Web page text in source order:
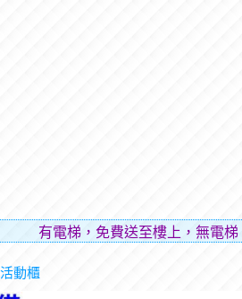
梯，免費送至樓上，無電梯﹙指︰二
動櫃